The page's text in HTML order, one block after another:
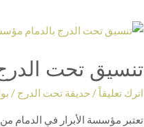
تنسيق تحت
اترك تعليقاً/ حديقة تحت الدرج /
تعتبر مؤسسة الأبرار في الدمام